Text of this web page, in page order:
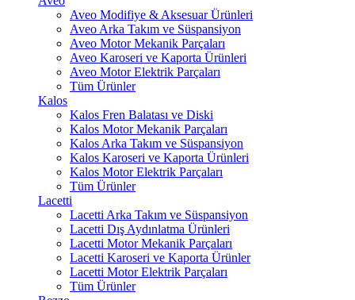
Aveo Modifiye & Aksesuar Ürünleri
Aveo Arka Takım ve Süspansiyon
Aveo Motor Mekanik Parçaları
Aveo Karoseri ve Kaporta Ürünleri
Aveo Motor Elektrik Parçaları
Tüm Ürünler
Kalos
Kalos Fren Balatası ve Diski
Kalos Motor Mekanik Parçaları
Kalos Arka Takım ve Süspansiyon
Kalos Karoseri ve Kaporta Ürünleri
Kalos Motor Elektrik Parçaları
Tüm Ürünler
Lacetti
Lacetti Arka Takım ve Süspansiyon
Lacetti Dış Aydınlatma Ürünleri
Lacetti Motor Mekanik Parçaları
Lacetti Karoseri ve Kaporta Ürünler
Lacetti Motor Elektrik Parçaları
Tüm Ürünler